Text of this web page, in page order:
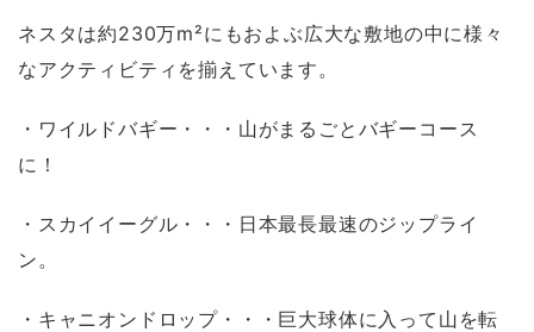
ネスタは約230万m²にもおよぶ広大な敷地の中に様々
なアクティビティを揃えています。
・ワイルドバギー・・・山がまるごとバギーコース
に！
・スカイイーグル・・・日本最長最速のジップライ
ン。
・キャニオンドロップ・・・巨大球体に入って山を転